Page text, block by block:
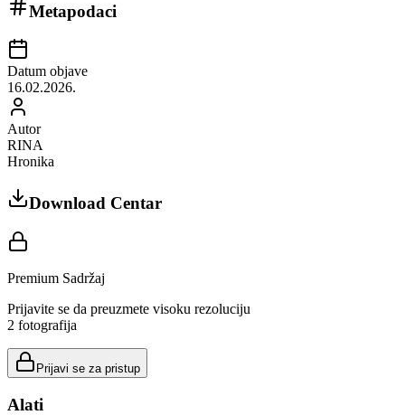
Metapodaci
Datum objave
16.02.2026.
Autor
RINA
Hronika
Download Centar
Premium Sadržaj
Prijavite se da preuzmete visoku rezoluciju
2 fotografija
Prijavi se za pristup
Alati